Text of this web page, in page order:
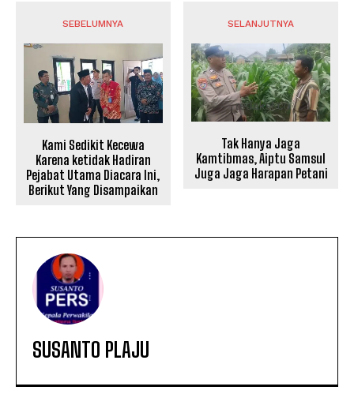
SEBELUMNYA
Kami Sedikit Kecewa
Karena ketidak Hadiran
Pejabat Utama Diacara Ini,
Berikut Yang Disampaikan
SELANJUTNYA
Tak Hanya Jaga
Kamtibmas, Aiptu Samsul
Juga Jaga Harapan Petani
SUSANTO PLAJU